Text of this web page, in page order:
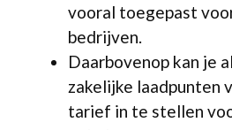
vooral toegepast
bedrijven.
Daarbovenop kan je
zakelijke laadpunten
tarief in te stellen